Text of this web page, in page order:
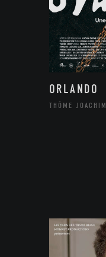
ORLANDO
THÔME JOACHIM